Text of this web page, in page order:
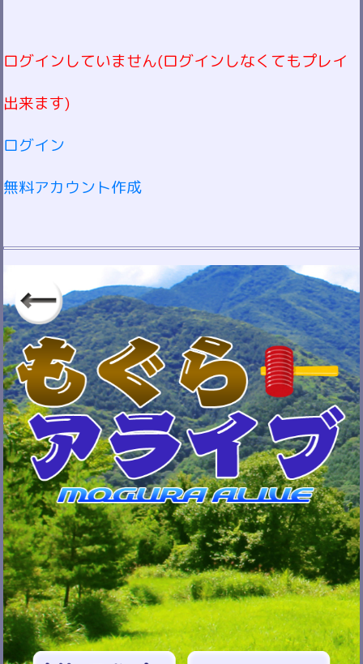
ログインしていません(ログインしなくてもプレイ
出来ます)
ログイン
無料アカウント作成